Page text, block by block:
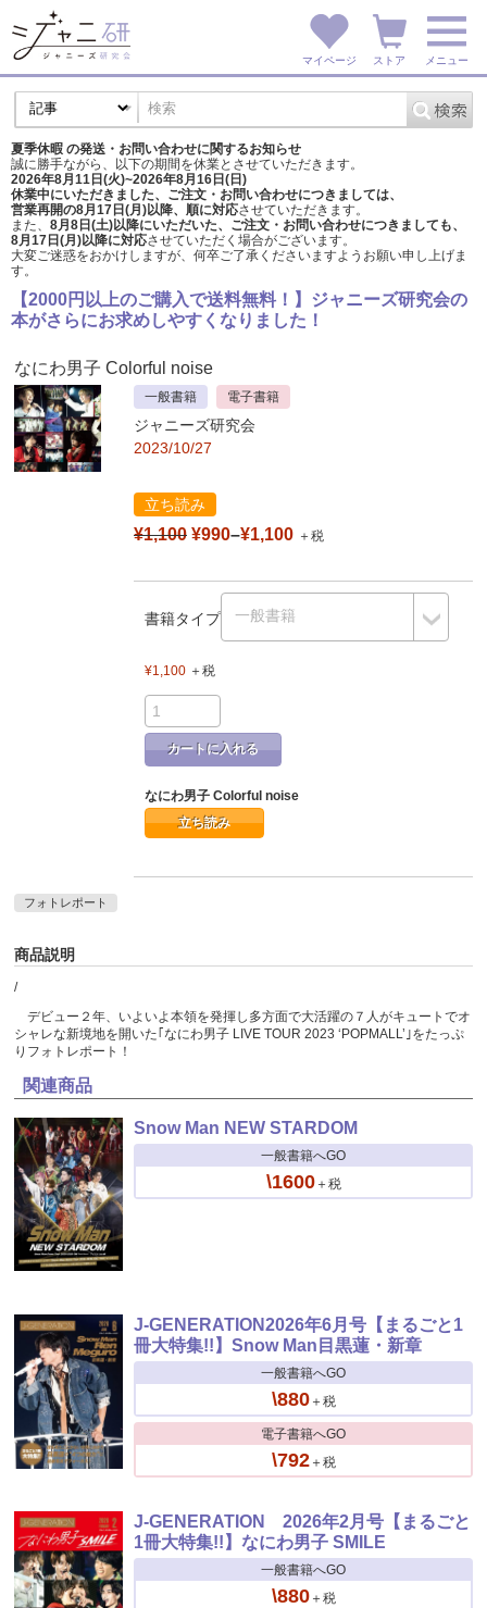
マイページ ストア メニュー
夏季休暇 の発送・お問い合わせに関するお知らせ
誠に勝手ながら、以下の期間を休業とさせていただきます。
2026年8月11日(火)~2026年8月16日(日)
休業中にいただきました、ご注文・お問い合わせにつきましては、
営業再開の8月17日(月)以降、順に対応させていただきます。
また、 8月8日(土)以降にいただいた、ご注文・ お問い合わせにつきましても、
8月17日(月)以降に対応させていただく場合がございます。
大変ご迷惑をおかけしますが、 何卒ご了承くださいますようお願い申し上げま
す。
【2000円以上のご購入で送料無料！】ジャニーズ研究会の
本がさらにお求めしやすくなりました！
なにわ男子 Colorful noise
一般書籍 電子書籍
ジャニーズ研究会
2023/10/27
立ち読み
¥1,100 ¥990–¥1,100 ＋税
書籍タイプ
¥1,100 ＋税
カートに入れる
なにわ男子 Colorful noise
立ち読み
フォトレポート
商品説明
/
デビュー２年、いよいよ本領を発揮し多方面で大活躍の７人がキュートでオ
シャレな新境地を開いた｢なにわ男子 LIVE TOUR 2023 ‘POPMALL’｣をたっぷ
りフォトレポート！
関連商品
Snow Man NEW STARDOM
一般書籍へGO
\1600＋税
J-GENERATION2026年6月号【まるごと1
冊大特集!!】Snow Man目黒蓮・新章
一般書籍へGO
\880＋税
電子書籍へGO
\792＋税
J-GENERATION 2026年2月号【まるごと
1冊大特集!!】なにわ男子 SMILE
一般書籍へGO
\880＋税